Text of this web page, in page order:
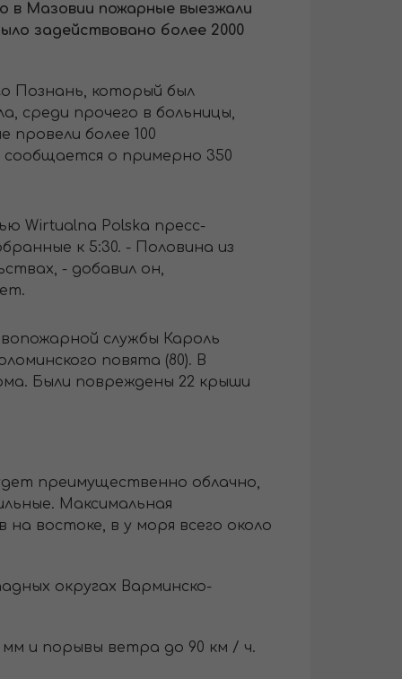
в Мазовии пожарные выезжали
задействовано более 2000
Познань, который был
среди прочего в больницы,
более 100
сообщается о примерно 350
Wirtualna Polska пресс-
к 5:30. - Половина из
- добавил он,
службы Кароль
повята (80). В
Были повреждены 22 крыши
преимущественно облачно,
Максимальная
востоке, в у моря всего около
округах Варминско-
и порывы ветра до 90 км / ч.